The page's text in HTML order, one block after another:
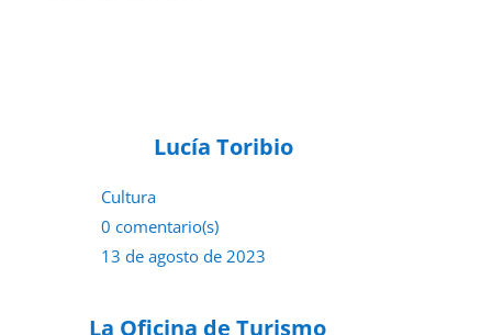
Lucía Toribio
Cultura
0 comentario(s)
13 de agosto de 2023
La Oficina de Turismo